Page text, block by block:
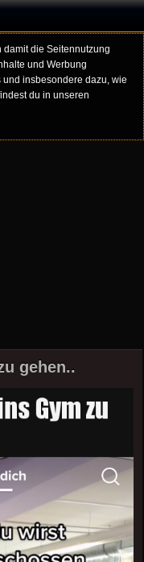
damit die Seitennutzung
und Werbung
insbesondere dazu, wie
du in unseren
gehen..